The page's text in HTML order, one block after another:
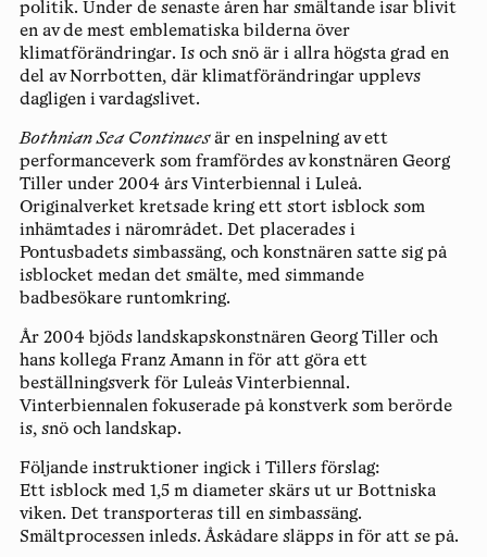
politik. Under de senaste åren har smältande isar blivit
en av de mest emblematiska bilderna över
klimatförändringar. Is och snö är i allra högsta grad en
del av Norrbotten, där klimatförändringar upplevs
dagligen i vardagslivet.
Bothnian Sea Continuesär en inspelning av ett
performanceverk som framfördes av konstnären Georg
Tiller under 2004 års Vinterbiennal i Luleå.
Originalverket kretsade kring ett stort isblock som
inhämtades i närområdet. Det placerades i
Pontusbadets simbassäng, och konstnären satte sig på
isblocket medan det smälte, med simmande
badbesökare runtomkring.
År 2004 bjöds landskapskonstnären Georg Tiller och
hans kollega Franz Amann in för att göra ett
beställningsverk för Luleås Vinterbiennal.
Vinterbiennalen fokuserade på konstverk som berörde
is, snö och landskap.
Följande instruktioner ingick i Tillers förslag:
Ett isblock med 1,5 m diameter skärs ut ur Bottniska
viken. Det transporteras till en simbassäng.
Smältprocessen inleds. Åskådare släpps in för att se på.